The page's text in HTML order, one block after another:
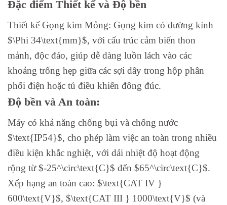
Đặc điểm Thiết kế và Độ bền
Thiết kế Gọng kìm Mỏng: Gọng kìm có đường kính
$\Phi 34\text{mm}$, với cấu trúc cảm biến thon
mảnh, độc đáo, giúp dễ dàng luồn lách vào các
khoảng trống hẹp giữa các sợi dây trong hộp phân
phối điện hoặc tủ điều khiển đông đúc.
Độ bền và An toàn:
Máy có khả năng chống bụi và chống nước
$\text{IP54}$, cho phép làm việc an toàn trong nhiều
điều kiện khắc nghiệt, với dải nhiệt độ hoạt động
rộng từ $-25^\circ\text{C}$ đến $65^\circ\text{C}$.
Xếp hạng an toàn cao: $\text{CAT IV }
600\text{V}$, $\text{CAT III } 1000\text{V}$ (và